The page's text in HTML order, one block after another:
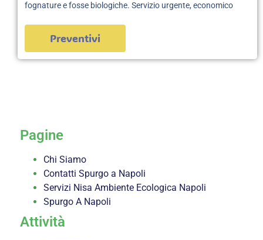
fognature e fosse biologiche. Servizio urgente, economico
Preventivi
Pagine
Chi Siamo
Contatti Spurgo a Napoli
Servizi Nisa Ambiente Ecologica Napoli
Spurgo A Napoli
Attività